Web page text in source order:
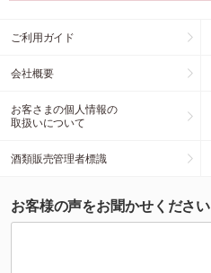
ご利用ガイド
会社概要
お客さまの個人情報の
取扱いについて
酒類販売管理者標識
お客様の声をお聞かせください